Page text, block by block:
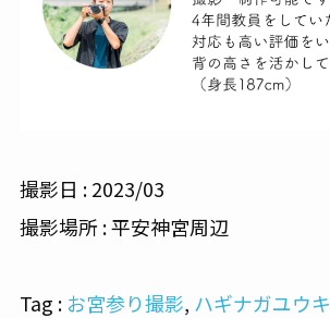
撮影日 : 2023/03
撮影場所 : 平安神宮周辺
Tag : お宮参り撮影, ハギナガユウキ